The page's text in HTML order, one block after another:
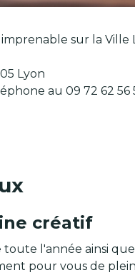
sur la Ville
Lyon
au 09 72 62 56
créatif
toute l'année ainsi
pour vous de